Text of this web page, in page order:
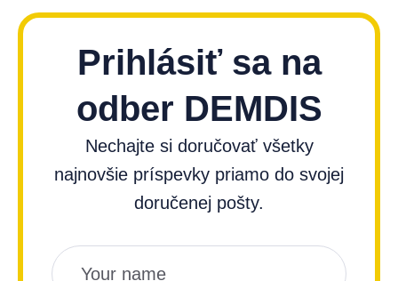
Prihlásiť sa na
odber DEMDIS
Nechajte si doručovať všetky
najnovšie príspevky priamo do svojej
doručenej pošty.
Názov
Email